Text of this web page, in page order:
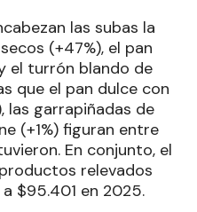
las subas la
(+47%), el pan
el turrón blando de
que el pan dulce con
las garrapiñadas de
(+1%) figuran entre
En conjunto, el
relevados
$95.401 en 2025.